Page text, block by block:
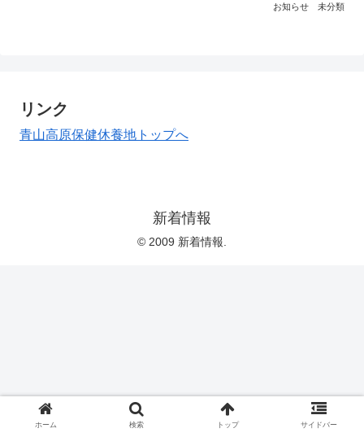
お知らせ
未分類
リンク
青山高原保健休養地トップへ
新着情報
© 2009 新着情報.
ホーム 検索 トップ サイドバー